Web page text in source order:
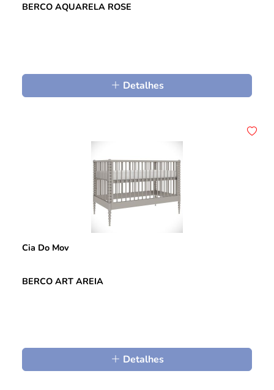
BERCO AQUARELA ROSE
Detalhes
Cia Do Mov
BERCO ART AREIA
Detalhes